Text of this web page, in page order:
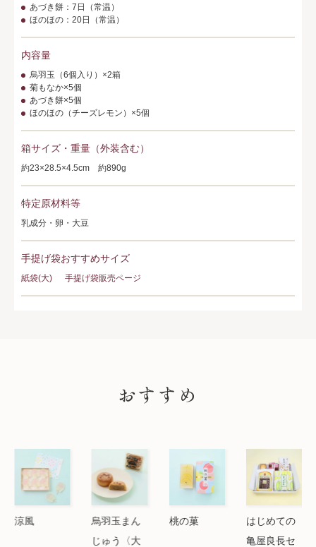
あづき餅：7日（常温）
ほのほの：20日（常温）
内容量
烏羽玉（6個入り）×2箱
菊もなか×5個
あづき餅×5個
ほのほの（チーズレモン）×5個
箱サイズ・重量（外装含む）
約23×28.5×4.5cm 約890g
特定原材料等
乳成分・卵・大豆
手提げ袋おすすめサイズ
紙袋(大) 手提げ袋販売ページ
おすすめ
涼風
烏羽玉まん
じゅう〈大
桃の菓
はじめての
亀屋良長セ